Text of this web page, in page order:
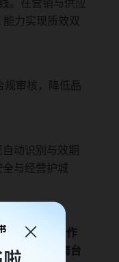
力实现质效双
规审核，降低品
动识别与效期
与经营护城
与飞书的合作
AI 技术的舞台